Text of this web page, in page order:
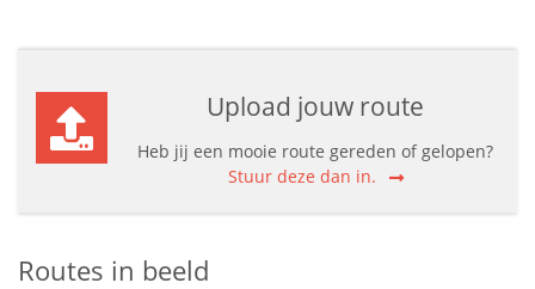
Upload jouw route
Heb jij een mooie route gereden of gelopen?
Stuur deze dan in.
Routes in beeld